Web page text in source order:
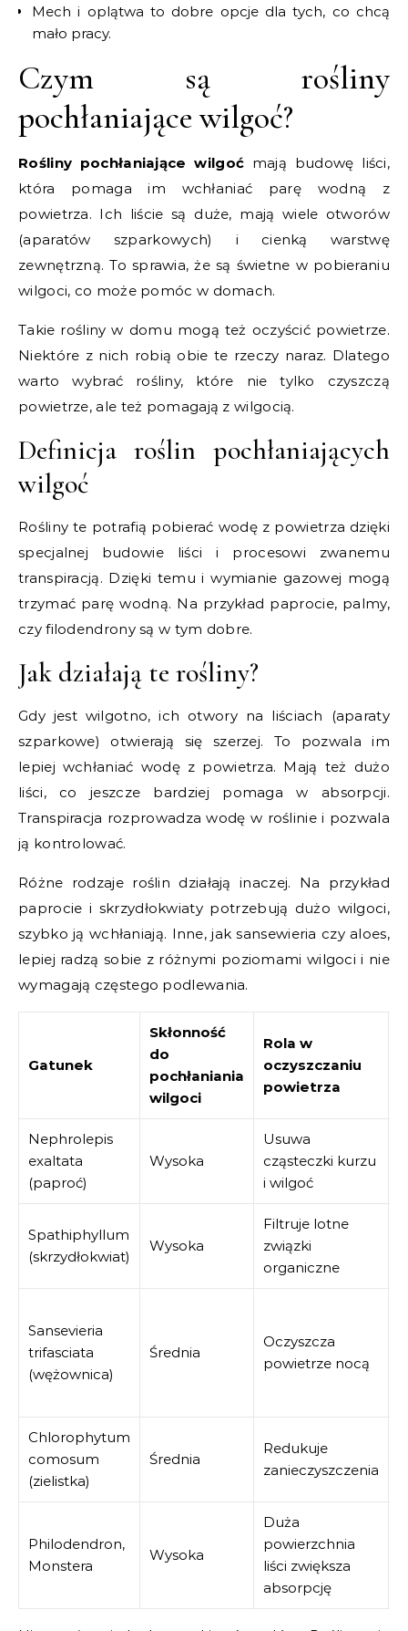
Mech i oplątwa to dobre opcje dla tych, co chcą
mało pracy.
Czym są rośliny
pochłaniające wilgoć?
Rośliny pochłaniające wilgoć mają budowę liści,
która pomaga im wchłaniać parę wodną z
powietrza. Ich liście są duże, mają wiele otworów
(aparatów szparkowych) i cienką warstwę
zewnętrzną. To sprawia, że są świetne w pobieraniu
wilgoci, co może pomóc w domach.
Takie rośliny w domu mogą też oczyścić powietrze.
Niektóre z nich robią obie te rzeczy naraz. Dlatego
warto wybrać rośliny, które nie tylko czyszczą
powietrze, ale też pomagają z wilgocią.
Definicja roślin pochłaniających
wilgoć
Rośliny te potrafią pobierać wodę z powietrza dzięki
specjalnej budowie liści i procesowi zwanemu
transpiracją. Dzięki temu i wymianie gazowej mogą
trzymać parę wodną. Na przykład paprocie, palmy,
czy filodendrony są w tym dobre.
Jak działają te rośliny?
Gdy jest wilgotno, ich otwory na liściach (aparaty
szparkowe) otwierają się szerzej. To pozwala im
lepiej wchłaniać wodę z powietrza. Mają też dużo
liści, co jeszcze bardziej pomaga w absorpcji.
Transpiracja rozprowadza wodę w roślinie i pozwala
ją kontrolować.
Różne rodzaje roślin działają inaczej. Na przykład
paprocie i skrzydłokwiaty potrzebują dużo wilgoci,
szybko ją wchłaniają. Inne, jak sansewieria czy aloes,
lepiej radzą sobie z różnymi poziomami wilgoci i nie
wymagają częstego podlewania.
Gatunek
Skłonność
do
pochłaniania
wilgoci
Rola w
oczyszczaniu
powietrza
Nephrolepis
exaltata
(paproć)
Wysoka
Usuwa
cząsteczki kurzu
i wilgoć
Spathiphyllum
(skrzydłokwiat)
Wysoka
Filtruje lotne
związki
organiczne
Sansevieria
trifasciata
(wężownica)
Średnia
Oczyszcza
powietrze nocą
Chlorophytum
comosum
(zielistka)
Średnia
Redukuje
zanieczyszczenia
Philodendron,
Monstera
Wysoka
Duża
powierzchnia
liści zwiększa
absorpcję